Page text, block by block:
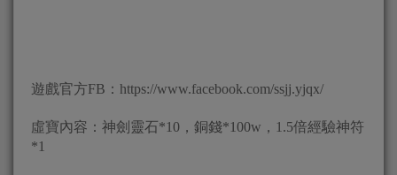
遊戲官方FB：https://www.facebook.com/ssjj.yjqx/
虛寶內容：神劍靈石*10，銅錢*100w，1.5倍經驗神符
*1